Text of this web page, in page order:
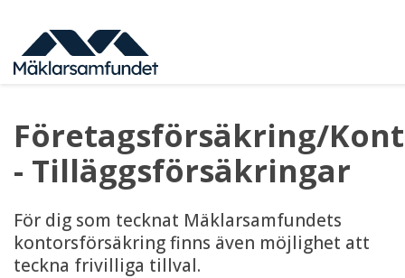
huvudinnehåll
Företagsförsäkring/
- Tilläggsförsäkringar
För dig som tecknat Mäklarsamfundets
kontorsförsäkring finns även möjlighet att
teckna frivilliga tillval.